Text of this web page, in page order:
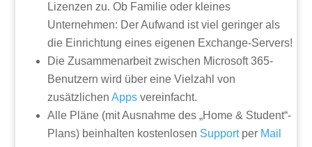
Lizenzen zu. Ob Familie oder kleines
Unternehmen: Der Aufwand ist viel geringer als
die Einrichtung eines eigenen Exchange-Servers!
Die Zusammenarbeit zwischen Microsoft 365-
Benutzern wird über eine Vielzahl von
zusätzlichenApps vereinfacht.
Alle Pläne (mit Ausnahme des „Home & Student“-
Plans) beinhalten kostenlosen Supportper Mail